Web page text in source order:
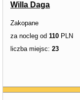
Willa Daga
Zakopane
za nocleg od 110 PLN
liczba miejsc: 23